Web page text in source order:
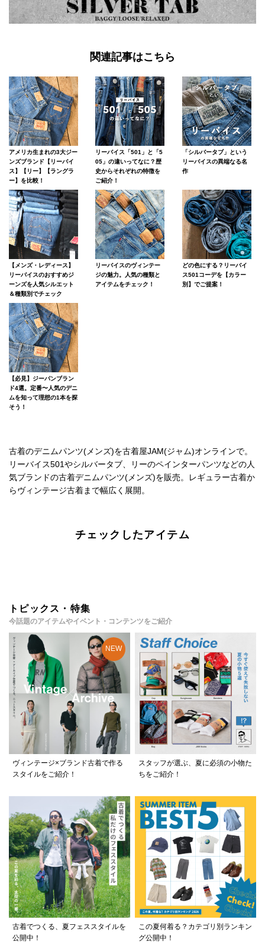
関連記事はこちら
アメリカ生まれの3大ジー
ンズブランド【リーバイ
ス】【リー】【ラングラ
ー】を比較！
リーバイス「501」と「5
05」の違いってなに？歴
史からそれぞれの特徴を
ご紹介！
「シルバータブ」という
リーバイスの異端なる名
作
【メンズ・レディース】
リーバイスのおすすめジ
ーンズを人気シルエット
＆種類別でチェック
リーバイスのヴィンテー
ジの魅力。人気の種類と
アイテムをチェック！
どの色にする？リーバイ
ス501コーデを【カラー
別】でご提案！
【必見】ジーパンブラン
ド4選。定番〜人気のデニ
ムを知って理想の1本を探
そう！
古着のデニムパンツ(メンズ)を古着屋JAM(ジャム)オンラインで。
リーバイス501やシルバータブ、リーのペインターパンツなどの人
気ブランドの古着デニムパンツ(メンズ)を販売。レギュラー古着か
らヴィンテージ古着まで幅広く展開。
チェックしたアイテム
トピックス・特集
今話題のアイテムやイベント・コンテンツをご紹介
ヴィンテージ×ブランド古着で作る
スタイルをご紹介！
スタッフが選ぶ、夏に必須の小物た
ちをご紹介！
古着でつくる、夏フェススタイルを
公開中！
この夏何着る？カテゴリ別ランキン
グ公開中！